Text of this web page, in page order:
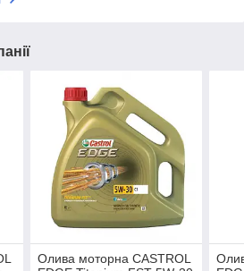
Олива моторна CASTROL